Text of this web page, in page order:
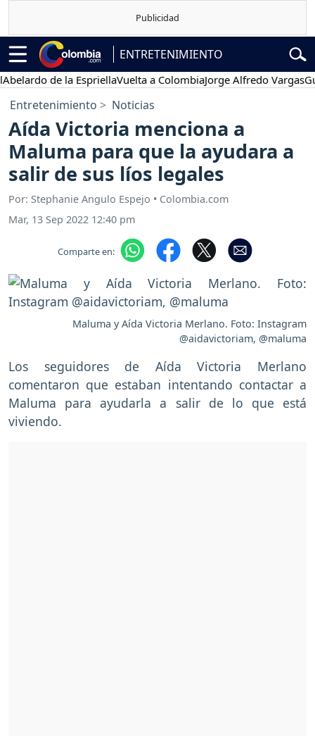
ENTRETENIMIENTO
de la EspriellaVuelta a ColombiaJorge Alfredo Vargas
Entretenimiento Noticias
Aída Victoria menciona a
Maluma para que la ayudara a
salir de sus líos legales
Por: Stephanie Angulo Espejo • Colombia.com
Mar, 13 Sep 2022 12:40 pm
Comparte en:
Maluma y Aída Victoria Merlano. Foto: Instagram
@aidavictoriam, @maluma
Los seguidores de Aída Victoria Merlano
comentaron que estaban intentando contactar a
Maluma para ayudarla a salir de lo que está
viviendo.